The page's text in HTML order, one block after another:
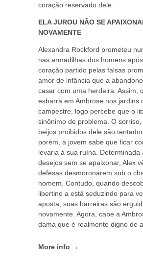
coração reservado dele.
ELA JUROU NÃO SE
NOVAMENTE
Alexandra Rockford prometeu
nas armadilhas dos homens
coração partido pelas falsas
amor de infância que a
casar com uma herdeira. Assim,
esbarra em Ambrose nos jardins
campestre, logo percebe que o
sinônimo de problema. O
beijos proibidos dele são
porém, a jovem sabe que ficar
levaria à sua ruína. Determinada
desejos sem se apaixonar, Alex
defesas desmoronarem sob o
homem. Contudo, quando
libertino a está seduzindo para
aposta, suas barreiras são
novamente. Agora, cabe a
dama que é realmente digno de
More info →